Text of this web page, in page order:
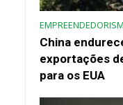
China
exportações
para os EUA